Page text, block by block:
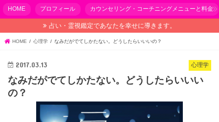
HOME プロフィール カウンセリング・コーチニングメニューと料金
占い・霊視鑑定であなたを幸せに導きます。
HOME 心理学 なみだがでてしかたない。どうしたらいいいの？
心理学
2017.03.13
なみだがでてしかたない。どうしたらいいい
の？